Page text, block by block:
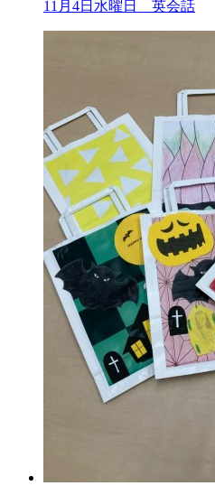
11月4日水曜日 英会話